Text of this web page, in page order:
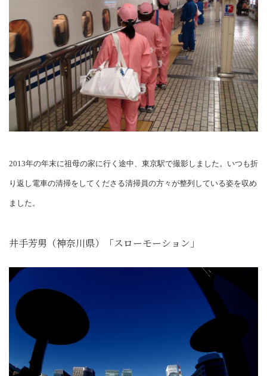
2013年の年末に祖母の家に行く途中、東京駅で撮影しました。いつも折
り返し電車の清掃をしてくださる清掃員の方々が整列している姿を収め
ました。
井手芳男（神奈川県）「スローモーション」